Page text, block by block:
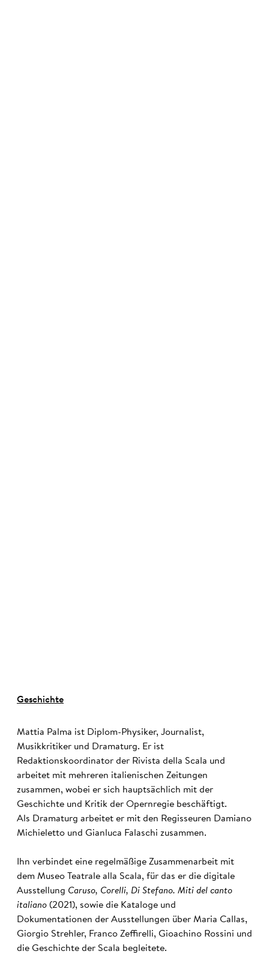
Geschichte
Mattia Palma ist Diplom-Physiker, Journalist,
Musikkritiker und Dramaturg. Er ist
Redaktionskoordinator der Rivista della Scala und
arbeitet mit mehreren italienischen Zeitungen
zusammen, wobei er sich hauptsächlich mit der
Geschichte und Kritik der Opernregie beschäftigt.
Als Dramaturg arbeitet er mit den Regisseuren Damiano
Michieletto und Gianluca Falaschi zusammen.
Ihn verbindet eine regelmäßige Zusammenarbeit mit
dem Museo Teatrale alla Scala, für das er die digitale
Ausstellung Caruso, Corelli, Di Stefano. Miti del canto
italiano (2021), sowie die Kataloge und
Dokumentationen der Ausstellungen über Maria Callas,
Giorgio Strehler, Franco Zeffirelli, Gioachino Rossini und
die Geschichte der Scala begleitete.